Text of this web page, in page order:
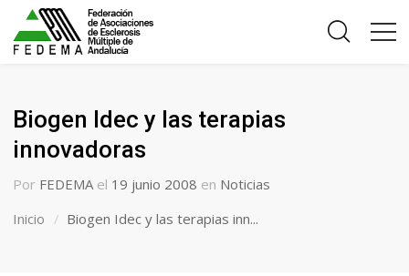
Biogen Idec y las terapias
innovadoras
Por FEDEMA el 19 junio 2008 en Noticias
Inicio
Biogen Idec y las terapias inn...